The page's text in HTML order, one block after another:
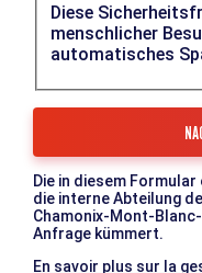
Diese
menschlicher
automatisches
Die in diesem
die interne Abteilung
Chamonix-Mont-
Anfrage kümmert.
En savoir plus sur la